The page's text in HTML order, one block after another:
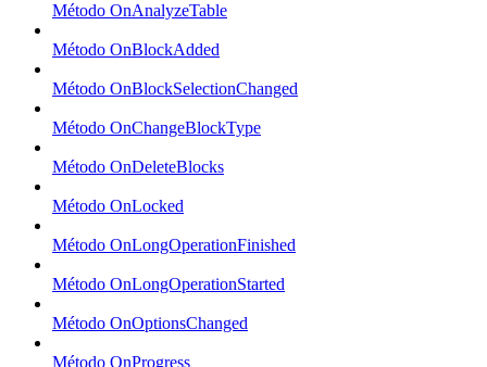
Método OnAnalyzeTable
Método OnBlockAdded
Método OnBlockSelectionChanged
Método OnChangeBlockType
Método OnDeleteBlocks
Método OnLocked
Método OnLongOperationFinished
Método OnLongOperationStarted
Método OnOptionsChanged
Método OnProgress